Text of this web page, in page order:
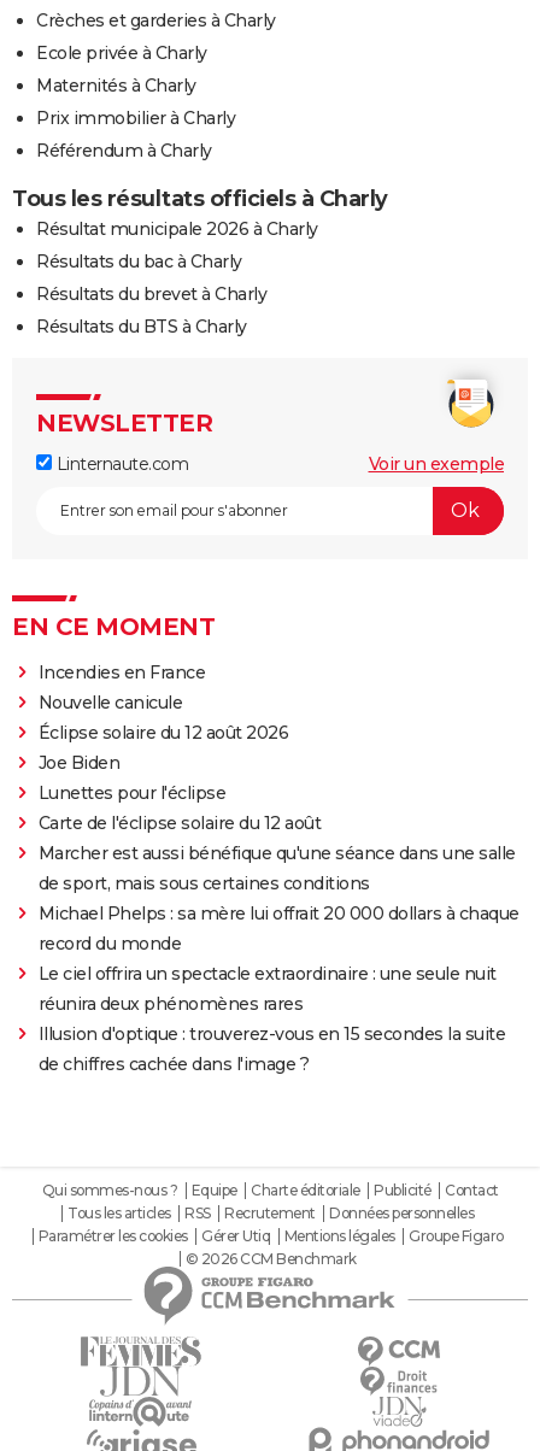
Crèches et garderies à Charly
Ecole privée à Charly
Maternités à Charly
Prix immobilier à Charly
Référendum à Charly
Tous les résultats officiels à Charly
Résultat municipale 2026 à Charly
Résultats du bac à Charly
Résultats du brevet à Charly
Résultats du BTS à Charly
NEWSLETTER
Linternaute.com Voir un exemple
EN CE MOMENT
Incendies en France
Nouvelle canicule
Éclipse solaire du 12 août 2026
Joe Biden
Lunettes pour l'éclipse
Carte de l'éclipse solaire du 12 août
Marcher est aussi bénéfique qu'une séance dans une salle
de sport, mais sous certaines conditions
Michael Phelps : sa mère lui offrait 20 000 dollars à chaque
record du monde
Le ciel offrira un spectacle extraordinaire : une seule nuit
réunira deux phénomènes rares
Illusion d'optique : trouverez-vous en 15 secondes la suite
de chiffres cachée dans l'image ?
Qui sommes-nous ? Equipe Charte éditoriale Publicité
Contact
Tous les articles
RSS Recrutement
Données personnelles
Paramétrer les cookies
Gérer Utiq Mentions légales
Groupe Figaro
© 2026 CCM Benchmark